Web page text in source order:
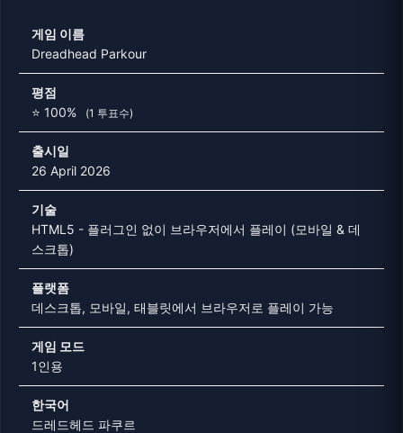
게임 이름
Dreadhead Parkour
평점
⭐ 100%
(1 투표수)
출시일
26 April 2026
기술
HTML5 - 플러그인 없이 브라우저에서 플레이 (모바일 & 데
스크톱)
플랫폼
데스크톱, 모바일, 태블릿에서 브라우저로 플레이 가능
게임 모드
1인용
한국어
드레드헤드 파쿠르